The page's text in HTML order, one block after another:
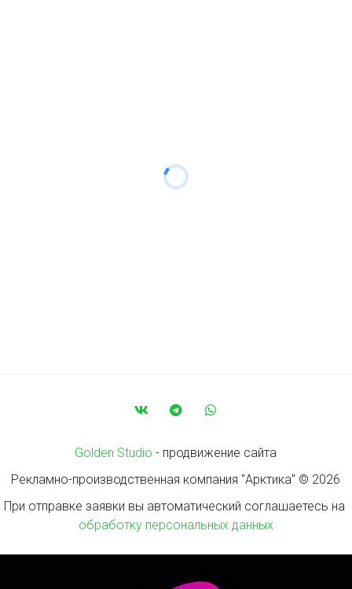
Golden Studio - продвижение сайта
Рекламно-производственная компания "Арктика" © 2026
При отправке заявки вы автоматический соглашаетесь на
обработку персональных данных